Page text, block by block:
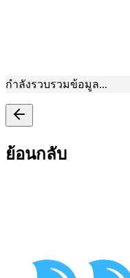
กำลังรวบรวมข้อมูล...
ย้อนกลับ